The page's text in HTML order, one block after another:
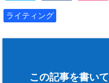
ライティング
この記事を書い